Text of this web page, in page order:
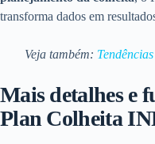
transforma dados em
Veja também:
Mais detalhes e
Plan Colheita